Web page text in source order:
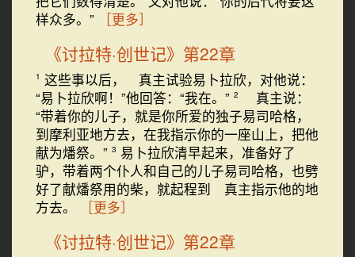
样众多。”
［更多］
《讨拉特·创世记》第22章
1 这些事以后， 真主试验易卜拉欣，对他说：
“易卜拉欣啊！”他回答：“我在。” 2
真主说：
“带着你的儿子，就是你所爱的独子易司哈格，
到摩利亚地方去，在我指示你的一座山上，把他
献为燔祭。” 3 易卜拉欣清早起来，准备好了
驴，带着两个仆人和自己的儿子易司哈格，也劈
好了献燔祭用的柴，就起程到 真主指示他的地
方去。
［更多］
《讨拉特·创世记》第22章